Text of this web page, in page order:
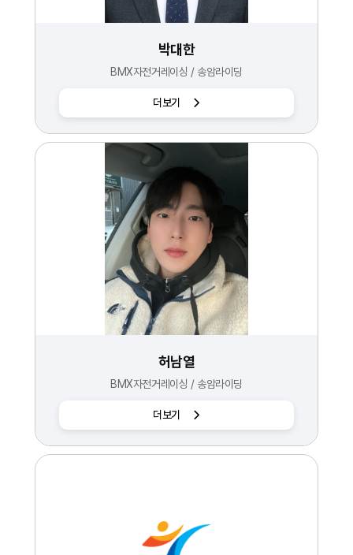
박대한
BMX자전거레이싱 / 송암라이딩
더보기
허남열
BMX자전거레이싱 / 송암라이딩
더보기